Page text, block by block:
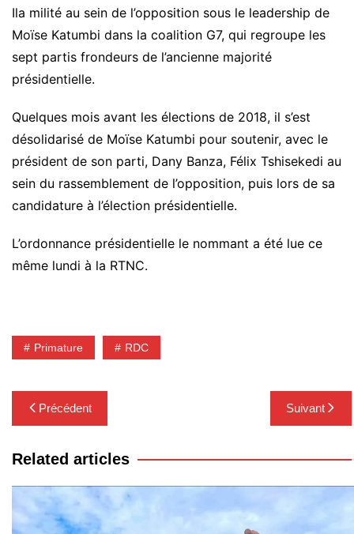
Ila milité au sein de l’opposition sous le leadership de
Moïse Katumbi dans la coalition G7, qui regroupe les
sept partis frondeurs de l’ancienne majorité
présidentielle.
Quelques mois avant les élections de 2018, il s’est
désolidarisé de Moïse Katumbi pour soutenir, avec le
président de son parti, Dany Banza, Félix Tshisekedi au
sein du rassemblement de l’opposition, puis lors de sa
candidature à l’élection présidentielle.
L’ordonnance présidentielle le nommant a été lue ce
même lundi à la RTNC.
Primature RDC
Navigation
de
l’article
Précédent Suivant
Related articles